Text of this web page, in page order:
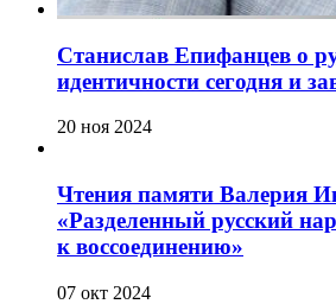
Станислав Епифанцев о
идентичности сегодня и
20 ноя 2024
Чтения памяти Валерия
«Разделенный русский
к воссоединению»
07 окт 2024